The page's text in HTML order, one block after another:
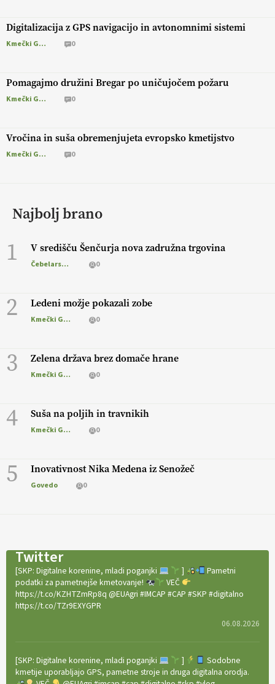
Digitalizacija z GPS navigacijo in avtonomnimi sistemi
Kmečki Glas 0
Pomagajmo družini Bregar po uničujočem požaru
Kmečki Glas 0
Vročina in suša obremenjujeta evropsko kmetijstvo
Kmečki Glas 0
Najbolj brano
1 V središču Šenčurja nova zadružna trgovina
Čebelarstvo 0
2 Ledeni možje pokazali zobe
Kmečki Glas 0
3 Zelena država brez domače hrane
Kmečki Glas 0
4 Suša na poljih in travnikih
Kmečki Glas 0
5 Inovativnost Nika Medena iz Senožeč
Govedo 0
Twitter
[SKP: Digitalne korenine, mladi poganjki ]
Pametni
podatki za pametnejše kmetovanje!
VEČ
https://t.co/KZHTZmRp8q @EUAgri #IMCAP #CAP #SKP #digitalno
https://t.co/TZr9EXYGPR
06.08.2026
[SKP: Digitalne korenine, mladi poganjki ]
Sodobne
kmetije uporabljajo GPS, pametne stroje in druga digitalna orodja.